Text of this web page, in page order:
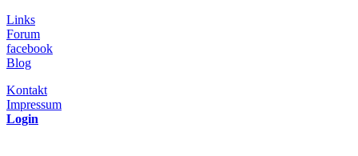
Links
Forum
facebook
Blog
Kontakt
Impressum
Login